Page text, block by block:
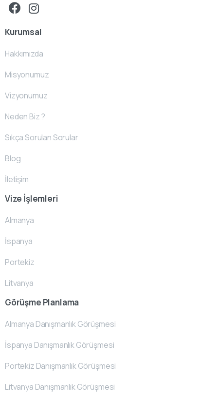
Kurumsal
Hakkımızda
Misyonumuz
Vizyonumuz
Neden Biz ?
Sıkça Sorulan Sorular
Blog
İletişim
Vize İşlemleri
Almanya
İspanya
Portekiz
Litvanya
Görüşme Planlama
Almanya Danışmanlık Görüşmesi
İspanya Danışmanlık Görüşmesi
Portekiz Danışmanlık Görüşmesi
Litvanya Danışmanlık Görüşmesi